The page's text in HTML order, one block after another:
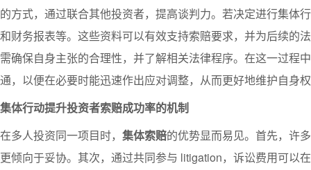
的方式，通过联合其他投资者，提高谈判力。若决定进行集体
和财务报表等。这些资料可以有效支持索赔要求，并为后续的
需确保自身主张的合理性，并了解相关法律程序。在这一过程
通，以便在必要时能迅速作出应对调整，从而更好地维护自身
集体行动提升投资者索赔成功率的机制
在多人投资同一项目时， 集体索赔的优势显而易见。首先，许
更倾向于妥协。其次，通过共同参与 litigation，诉讼费用可以